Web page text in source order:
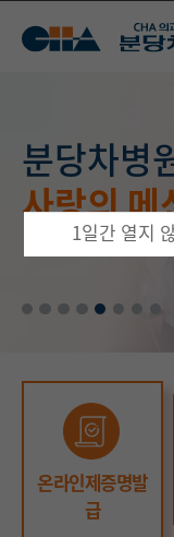
국내 여성 암 치
선도하는 차병
부인과 질환
로봇수술 1만 5
폐암·식도암
최고 명의 진료
‘항암 치료’ 혈
‘수술 대가’ 폐
차병원 유방암센
국내 ‘톱4’ 병
유방암 수술
1천 5백례 달성
분당차병원 로
정교하고 미세한
고난도 암 수술
분당차병
사랑의 메
분당차병원
보건복지부
최우수등급 획득
21명의 교수진이 365
응급진료를 책임집니
보건복지
소아전문
분당차병
공식 유튜
온라인제증명발
급
1일간 열지